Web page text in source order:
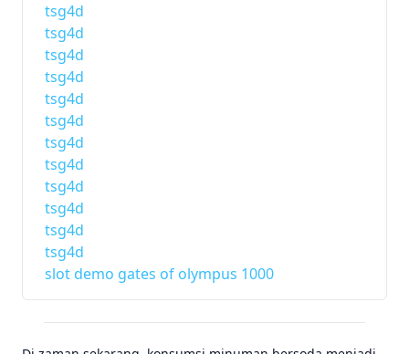
tsg4d
tsg4d
tsg4d
tsg4d
tsg4d
tsg4d
tsg4d
tsg4d
tsg4d
tsg4d
tsg4d
tsg4d
slot demo gates of olympus 1000